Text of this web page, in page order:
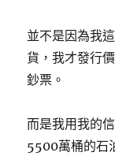
並不是因為我
貨，我才發行
鈔票。
而是我用我的
5500萬桶的石